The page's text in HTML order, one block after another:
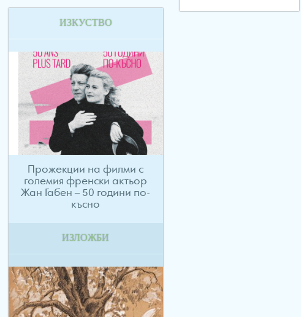
ИЗКУСТВО
Прожекции на филми с
големия френски актьор
Жан Габен – 50 години по-
късно
ИЗЛОЖБИ